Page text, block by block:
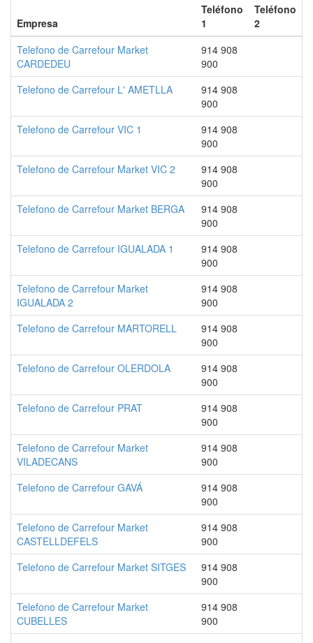
Empresa
Teléfono
1
Teléfono
2
Telefono de Carrefour Market
CARDEDEU
914 908
900
Telefono de Carrefour L' AMETLLA
914 908
900
Telefono de Carrefour VIC 1
914 908
900
Telefono de Carrefour Market VIC 2
914 908
900
Telefono de Carrefour Market BERGA
914 908
900
Telefono de Carrefour IGUALADA 1
914 908
900
Telefono de Carrefour Market
IGUALADA 2
914 908
900
Telefono de Carrefour MARTORELL
914 908
900
Telefono de Carrefour OLERDOLA
914 908
900
Telefono de Carrefour PRAT
914 908
900
Telefono de Carrefour Market
VILADECANS
914 908
900
Telefono de Carrefour GAVÁ
914 908
900
Telefono de Carrefour Market
CASTELLDEFELS
914 908
900
Telefono de Carrefour Market SITGES
914 908
900
Telefono de Carrefour Market
CUBELLES
914 908
900